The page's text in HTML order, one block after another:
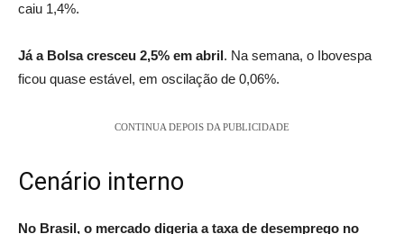
caiu 1,4%.
Já a Bolsa cresceu 2,5% em abril. Na semana, o Ibovespa
ficou quase estável, em oscilação de 0,06%.
CONTINUA DEPOIS DA PUBLICIDADE
Cenário interno
No Brasil, o mercado digeria a taxa de desemprego no